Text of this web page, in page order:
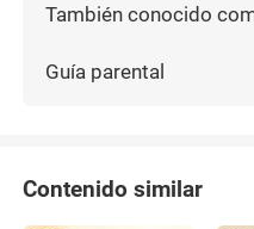
También conocido
Guía parental
Contenido similar